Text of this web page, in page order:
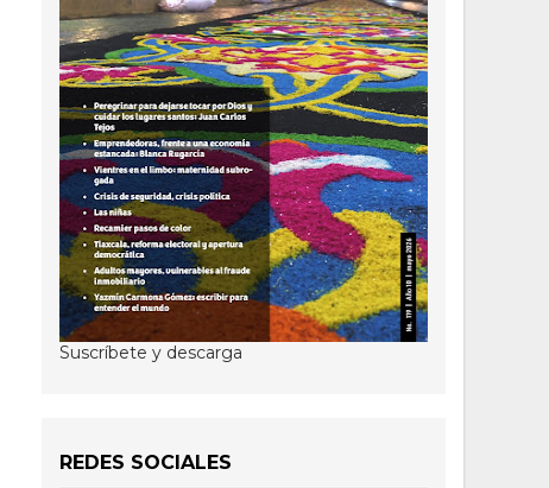
Suscríbete y descarga
REDES SOCIALES